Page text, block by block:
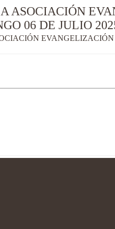
ASOCIACIÓN
06 DE JULIO